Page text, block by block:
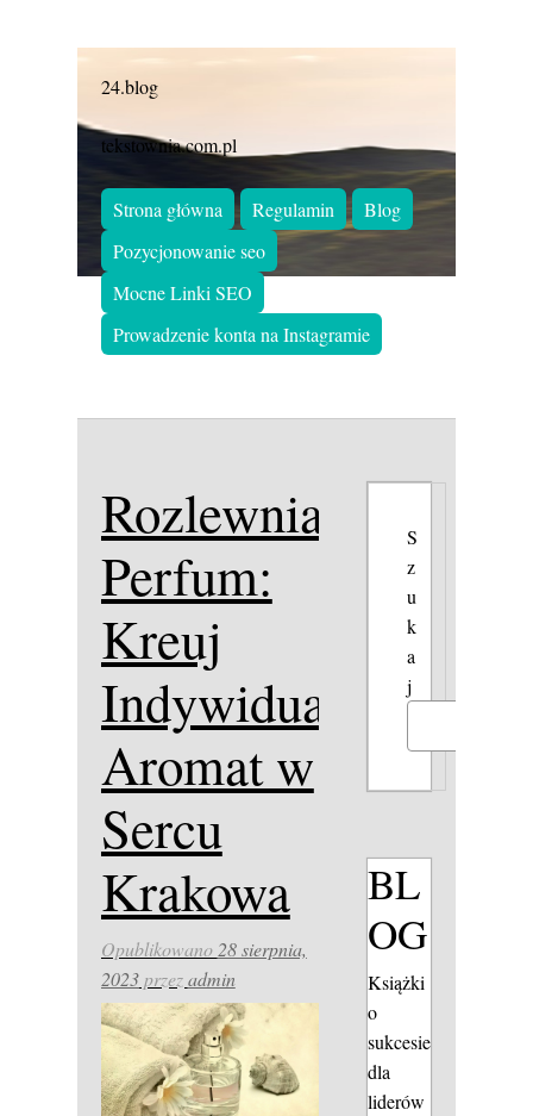
24.blog
tekstownia.com.pl
Strona główna Regulamin
Blog
Pozycjonowanie seo
Mocne Linki SEO
Prowadzenie konta na Instagramie
Rozlewnia
Perfum:
Kreuj
Indywidualny
Aromat w
Sercu
Krakowa
Opublikowano 28 sierpnia,
2023przezadmin
S
z
u
k
a
j
BL
OG
Książki
o
sukcesie
dla
liderów